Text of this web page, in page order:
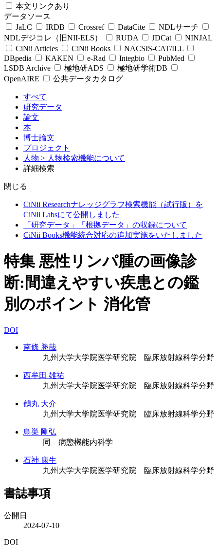
本文リンクあり
データソース
JaLC
IRDB Crossref DataCite
NDLサーチ
NDLデジコレ（旧NII-ELS）
RUDA JDCat
NINJAL
CiNii Articles
CiNii Books
NACSIS-CAT/ILL
DBpedia
KAKEN e-Rad Integbio
PubMed
LSDB Archive
極地研ADS
極地研学術DB
OpenAIRE
公共データカタログ
すべて
研究データ
論文
本
博士論文
プロジェクト
人物 > 人物検索機能について
詳細検索
閉じる
CiNii Researchナレッジグラフ検索機能（試行版）を
CiNii Labsにて公開しました
「研究データ」「根拠データ」の収録について
CiNii Books機能統合対応の追加実施をいたしました
特集 悪性リンパ腫の画像診
断:間違えやすい疾患との鑑
別のポイント 消化管
DOI
南條 勝哉
九州大学大学院医学研究院 臨床放射線科学分野
西牟田 雄祐
九州大学大学院医学研究院 臨床放射線科学分野
鶴丸 大介
九州大学大学院医学研究院 臨床放射線科学分野
鳥巣 剛弘
同 病態機能内科学
石神 康生
九州大学大学院医学研究院 臨床放射線科学分野
書誌事項
公開日
2024-07-10
DOI